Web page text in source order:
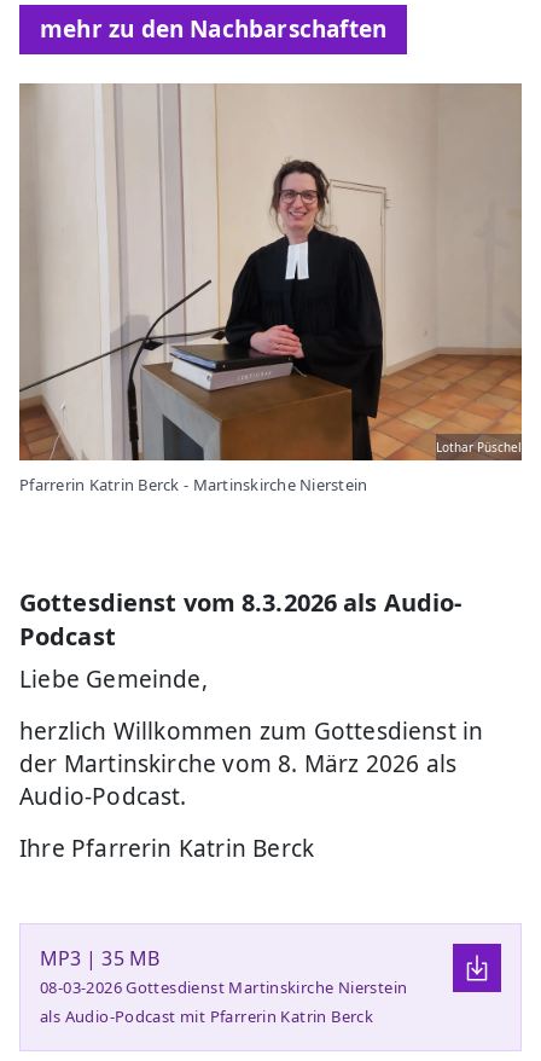
mehr zu den Nachbarschaften
Lothar Püschel
Pfarrerin Katrin Berck - Martinskirche Nierstein
Gottesdienst vom 8.3.2026 als Audio-
Podcast
Liebe Gemeinde,
herzlich Willkommen zum Gottesdienst in
der Martinskirche vom 8. März 2026 als
Audio-Podcast.
Ihre Pfarrerin Katrin Berck
MP3 | 35 MB
08-03-2026 Gottesdienst Martinskirche Nierstein
als Audio-Podcast mit Pfarrerin Katrin Berck